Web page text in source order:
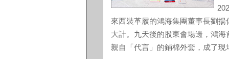
來西裝革履的鴻海集團董事長劉
大計。九天後的股東會場邊，鴻
親自「代言」的鋪棉外套，成了現